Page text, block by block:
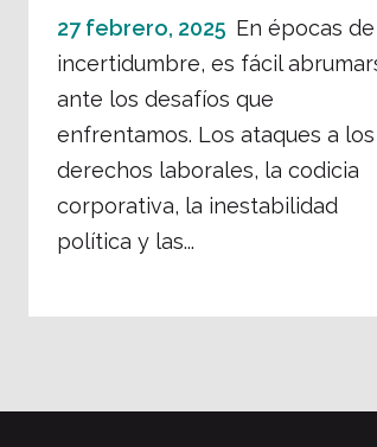
27 febrero, 2025 En épocas de
incertidumbre, es fácil
ante los desafíos que
enfrentamos. Los ataques a los
derechos laborales, la codicia
corporativa, la inestabilidad
política y las...